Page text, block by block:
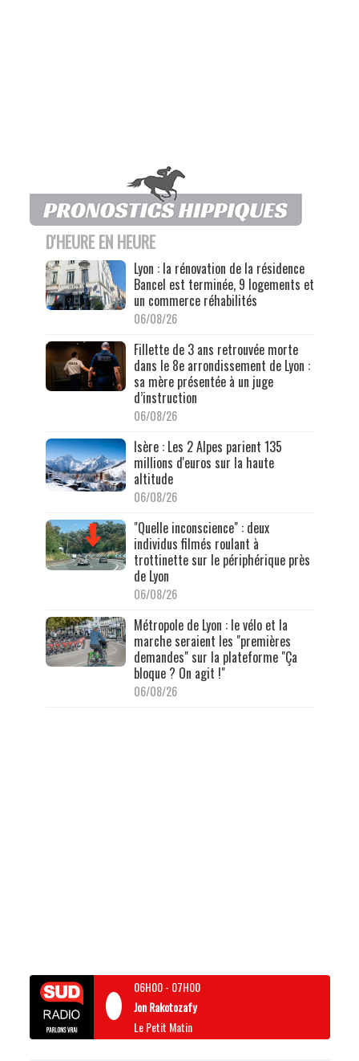
D'HEURE EN HEURE
Lyon : la rénovation de la résidence
Bancel est terminée, 9 logements et
un commerce réhabilités
06/08/26
Fillette de 3 ans retrouvée morte
dans le 8e arrondissement de Lyon :
sa mère présentée à un juge
d’instruction
06/08/26
Isère : Les 2 Alpes parient 135
millions d'euros sur la haute
altitude
06/08/26
"Quelle inconscience" : deux
individus filmés roulant à
trottinette sur le périphérique près
de Lyon
06/08/26
Métropole de Lyon : le vélo et la
marche seraient les "premières
demandes" sur la plateforme "Ça
bloque ? On agit !"
06/08/26
06H00- 07H00
Jon Rakotozafy
Le Petit Matin